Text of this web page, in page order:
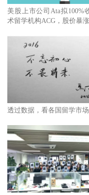
美股上市公司Ata拟100%
术留学机构ACG，股价暴
透过数据，看各国留学市